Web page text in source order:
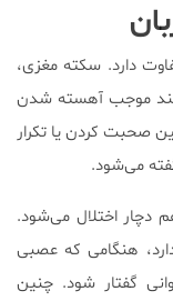
دارد. سکته مغزی،
موجب آهسته شدن
صحبت کردن یا تکرار
می‌شود.
دچار اختلال می‌شود.
هنگامی که عصبی
گفتار شود. چنین